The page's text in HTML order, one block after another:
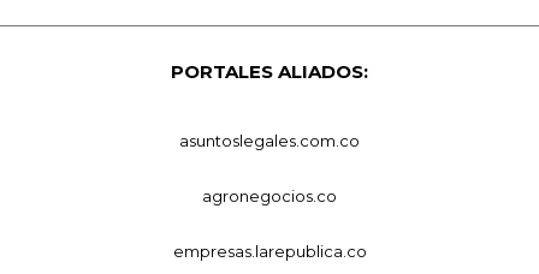
PORTALES ALIADOS:
asuntoslegales.com.co
agronegocios.co
empresas.larepublica.co